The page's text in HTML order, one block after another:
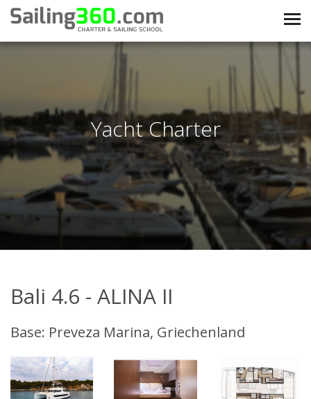
Yacht Charter
Bali 4.6 - ALINA II
Base: Preveza Marina, Griechenland